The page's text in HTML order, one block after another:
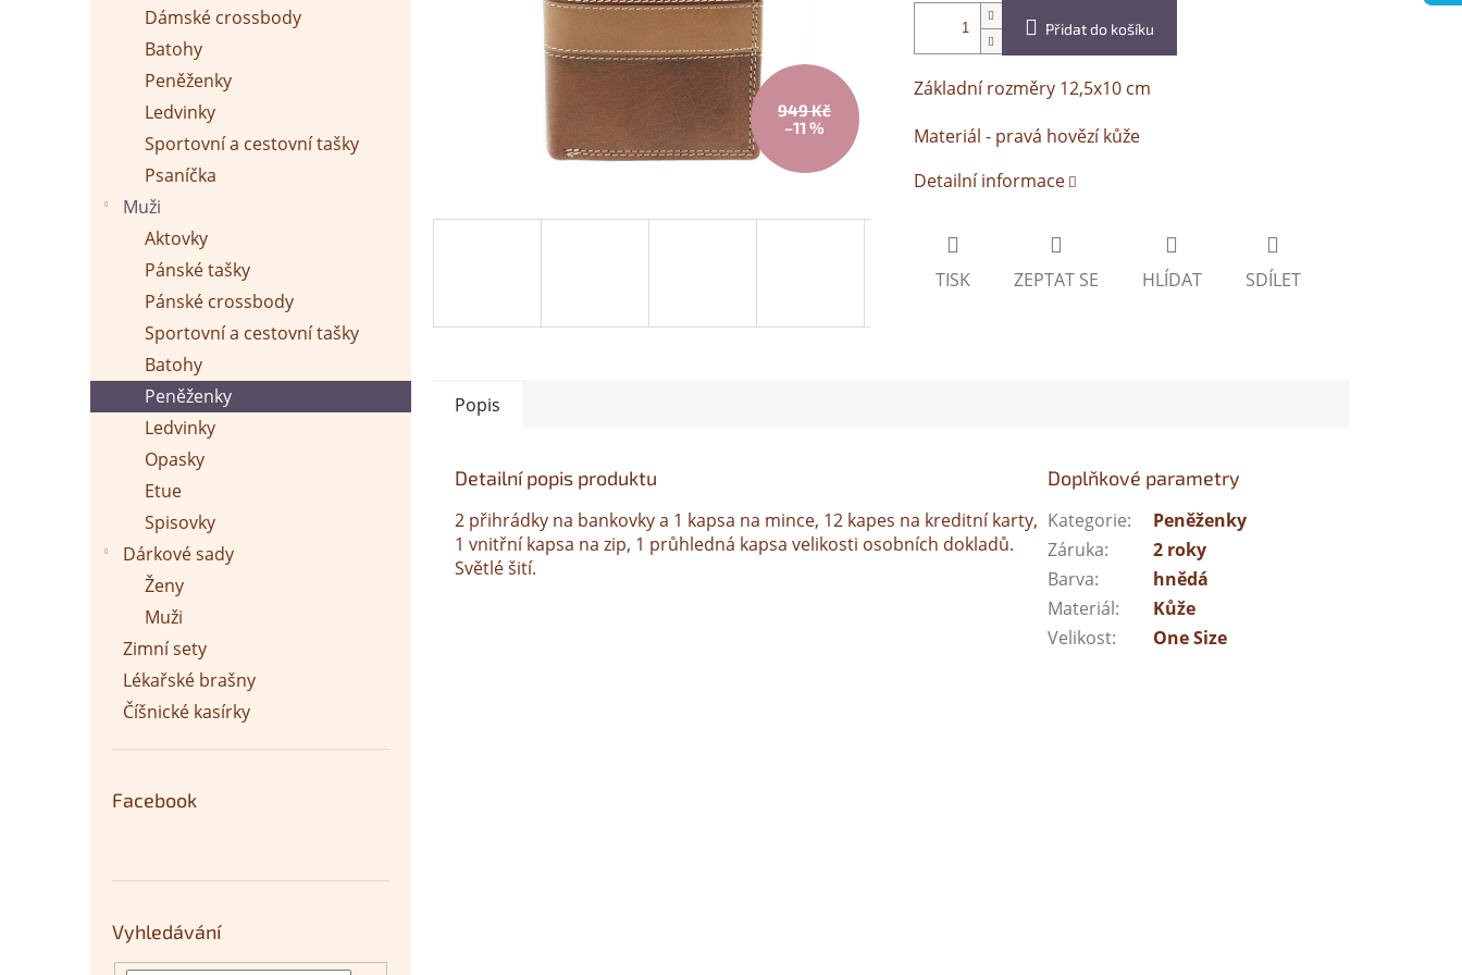
Dámské crossbody
Batohy
Peněženky
Ledvinky
Sportovní a cestovní tašky
Psaníčka
Muži
Aktovky
Pánské tašky
Pánské crossbody
Sportovní a cestovní tašky
Batohy
Peněženky
Ledvinky
Opasky
Etue
Spisovky
Dárkové sady
Ženy
Muži
Zimní sety
Lékařské brašny
Číšnické kasírky
Facebook
Vyhledávání
949 Kč
–11 %
Přidat do košíku
Základní rozměry 12,5x10 cm
Materiál - pravá hovězí kůže
Detailní informace
TISK ZEPTAT SE HLÍDAT SDÍLET
Popis
Detailní popis produktu
2 přihrádky na bankovky a 1 kapsa na mince, 12 kapes na kreditní karty,
1 vnitřní kapsa na zip, 1 průhledná kapsa velikosti osobních dokladů.
Světlé šití.
Doplňkové parametry
Kategorie:
Peněženky
Záruka:
2 roky
Barva:
hnědá
Materiál:
Kůže
Velikost: One Size